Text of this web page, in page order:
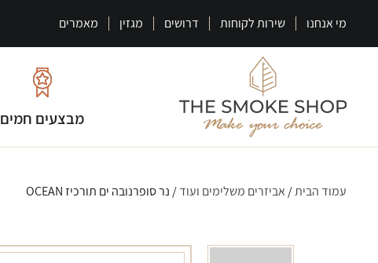
מי אנחנו שירות לקוחות דרושים מגזין מאמרים
מבצעים חמים
עמוד הבית/ אביזרים משלימים ועוד/ נר סופרנובה ים תורכיז OCEAN